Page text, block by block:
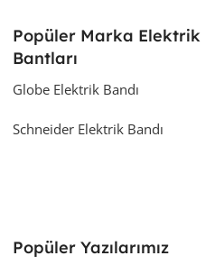
Popüler Marka Elektrik
Bantları
Globe Elektrik Bandı
Schneider Elektrik Bandı
Popüler Yazılarımız